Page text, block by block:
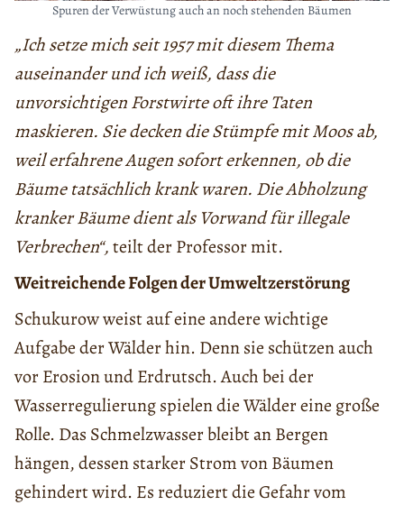
Spuren der Verwüstung auch an noch stehenden Bäumen
„Ich setze mich seit 1957 mit diesem Thema
auseinander und ich weiß, dass die
unvorsichtigen Forstwirte oft ihre Taten
maskieren. Sie decken die Stümpfe mit Moos ab,
weil erfahrene Augen sofort erkennen, ob die
Bäume tatsächlich krank waren. Die Abholzung
kranker Bäume dient als Vorwand für illegale
Verbrechen“,teilt der Professor mit.
Weitreichende Folgen der Umweltzerstörung
Schukurow weist auf eine andere wichtige
Aufgabe der Wälder hin. Denn sie schützen auch
vor Erosion und Erdrutsch. Auch bei der
Wasserregulierung spielen die Wälder eine große
Rolle. Das Schmelzwasser bleibt an Bergen
hängen, dessen starker Strom von Bäumen
gehindert wird. Es reduziert die Gefahr vom